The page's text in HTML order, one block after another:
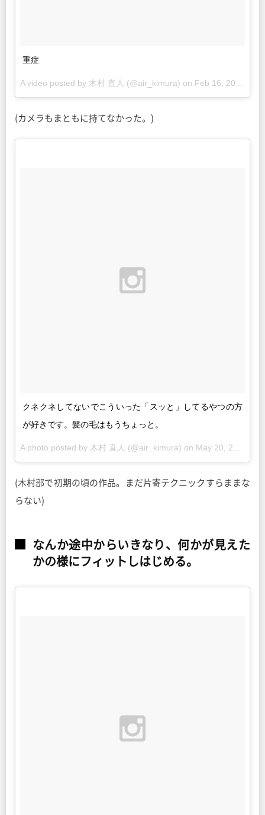
重症
A video posted by 木村 直人 (@air_kimura) on Feb 16, 2015 at 4:02pm PST
(カメラもまともに持てなかった。)
クネクネしてないでこういった「スッと」してるやつの方
が好きです。髪の毛はもうちょっと。
A photo posted by 木村 直人 (@air_kimura) on May 20, 2015 at 5:45pm PDT
(木村部で初期の頃の作品。まだ片寄テクニックすらままな
らない)
なんか途中からいきなり、何かが見えた
かの様にフィットしはじめる。